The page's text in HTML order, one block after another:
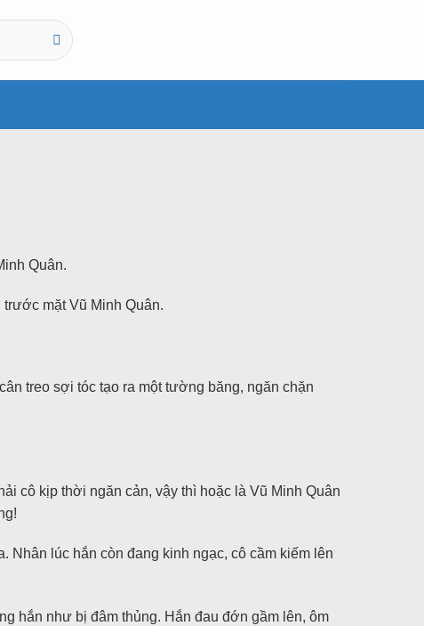
Quân.
mặt Vũ Minh Quân.
treo sợi tóc tạo ra một tường băng, ngăn chặn
cô kịp thời ngăn cản, vậy thì hoặc là Vũ Minh Quân
lúc hắn còn đang kinh ngạc, cô cầm kiếm lên
hắn như bị đâm thủng. Hắn đau đớn gầm lên, ôm